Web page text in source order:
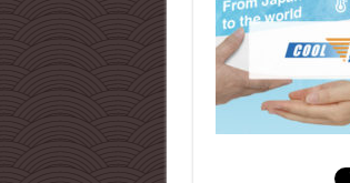
ส่ง
สินค้
แข็ง
แบบ
ฉับไ
ไป